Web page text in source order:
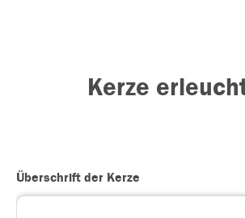
Kerze
Überschrift der Kerze